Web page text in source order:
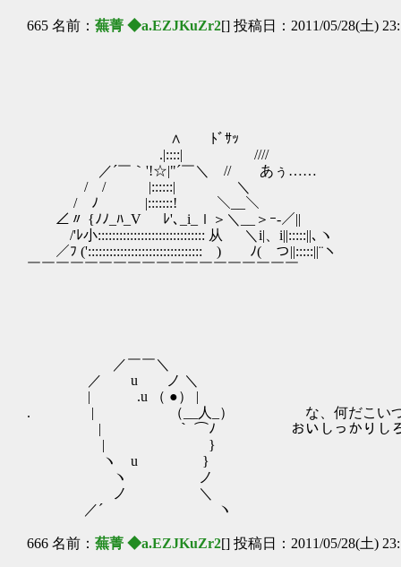
665 名前： 蕪菁 ◆a.EZJKuZr2[] 投稿日：2011/05/28(土)
∧ ﾄﾞｻｯ
.|::::| ////
／´￣｀'!☆|"´￣＼ // あぅ……
/ / |::::::| ＼
/ ﾉ |:::::::! ＼__＼
∠〃 {ﾉﾉ_ﾊ_V ﾚ'､_i_ｌ＞＼__＞ｰ-／||
/'ﾚ小:::::::::::::::::::::::::::::: 从 ＼i|、i||:::::||､ヽ
／ﾌ (':::::::::::::::::::::::::::::::: ) ﾉ(￣つ||:::::||¨ヽ
￣￣￣￣￣￣￣￣￣￣￣￣￣￣￣￣￣￣￣
／￣￣＼
／ u ノ ＼
| .u （ ●） |
. | （__人_） な、何だこいつ……
| ｀ ⌒ﾉ おいしっかりしろアンタ
| }
ヽ u }
ヽ ノ
ノ ＼
／´ ヽ
666 名前： 蕪菁 ◆a.EZJKuZr2[] 投稿日：2011/05/28(土)